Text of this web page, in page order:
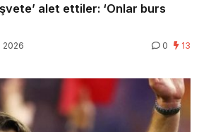
alet ettiler: ‘Onlar burs
2026 0 13